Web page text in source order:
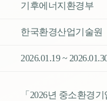
기후에너지환경부
한국환경산업기술원
2026.01.19 ~
「2026년 중소환경